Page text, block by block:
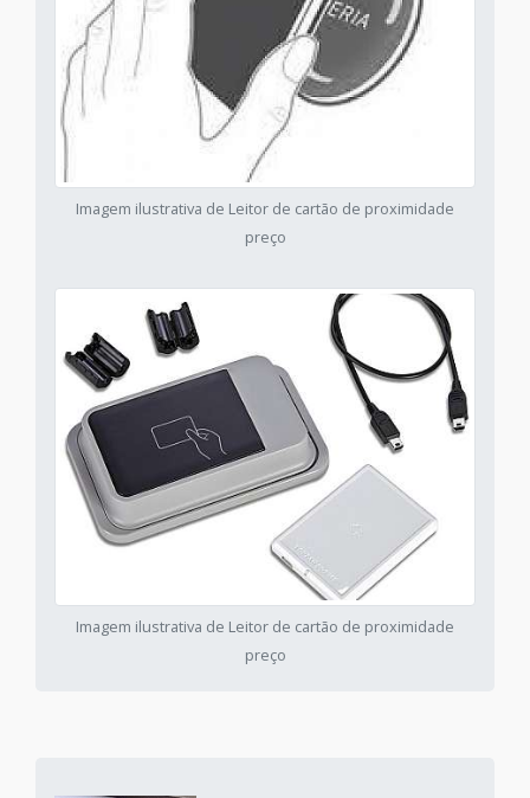
Imagem ilustrativa de Leitor de cartão de proximidade
preço
Imagem ilustrativa de Leitor de cartão de proximidade
preço